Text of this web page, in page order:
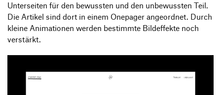
Unterseiten für den bewussten und den unbewussten Teil.
Die Artikel sind dort in einem Onepager angeordnet. Durch
kleine Animationen werden bestimmte Bildeffekte noch
verstärkt.